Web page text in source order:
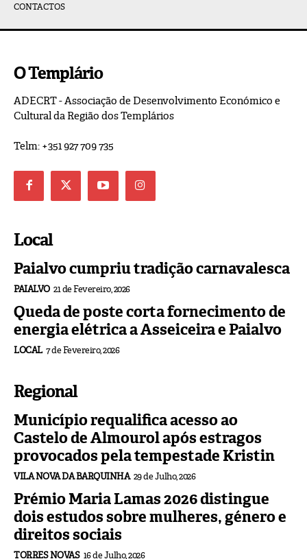
CONTACTOS
O Templário
ADECRT - Associação de Desenvolvimento Económico e
Cultural da Região dos Templários
Telm: +351 927 709 735
Local
Paialvo cumpriu tradição carnavalesca
PAIALVO 21 de Fevereiro, 2026
Queda de poste corta fornecimento de
energia elétrica a Asseiceira e Paialvo
LOCAL 7 de Fevereiro, 2026
Regional
Município requalifica acesso ao
Castelo de Almourol após estragos
provocados pela tempestade Kristin
VILA NOVA DA BARQUINHA 29 de Julho, 2026
Prémio Maria Lamas 2026 distingue
dois estudos sobre mulheres, género e
direitos sociais
TORRES NOVAS 16 de Julho, 2026